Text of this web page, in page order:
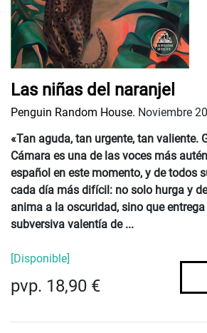
Las niñas del naranjel
Penguin Random House. Noviembre
«Tan aguda, tan urgente, tan valiente.
Cámara es una de las voces más
español en este momento, y de todos
cada día más difícil: no solo hurga y
anima a la oscuridad, sino que
subversiva valentía de ...
[Disponible]
pvp. 18,90 €